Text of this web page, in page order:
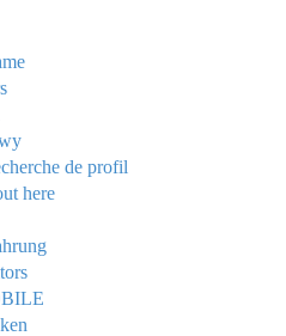
de profil
here